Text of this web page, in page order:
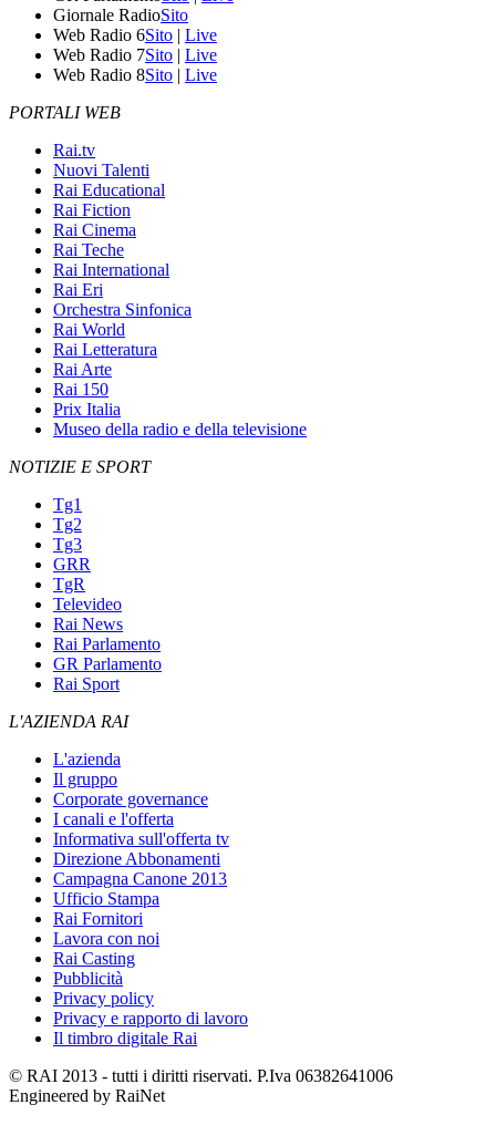
Giornale RadioSito
Web Radio 6Sito | Live
Web Radio 7Sito | Live
Web Radio 8Sito | Live
PORTALI WEB
Rai.tv
Nuovi Talenti
Rai Educational
Rai Fiction
Rai Cinema
Rai Teche
Rai International
Rai Eri
Orchestra Sinfonica
Rai World
Rai Letteratura
Rai Arte
Rai 150
Prix Italia
Museo della radio e della televisione
NOTIZIE E SPORT
Tg1
Tg2
Tg3
GRR
TgR
Televideo
Rai News
Rai Parlamento
GR Parlamento
Rai Sport
L'AZIENDA RAI
L'azienda
Il gruppo
Corporate governance
I canali e l'offerta
Informativa sull'offerta tv
Direzione Abbonamenti
Campagna Canone 2013
Ufficio Stampa
Rai Fornitori
Lavora con noi
Rai Casting
Pubblicità
Privacy policy
Privacy e rapporto di lavoro
Il timbro digitale Rai
© RAI 2013 - tutti i diritti riservati. P.Iva 06382641006
Engineered by RaiNet